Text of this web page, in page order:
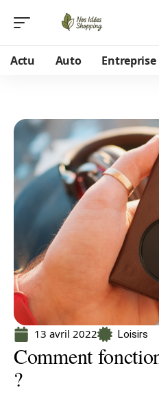
Actu Auto Entreprise
13 avril 2022 Loisirs
Comment
?